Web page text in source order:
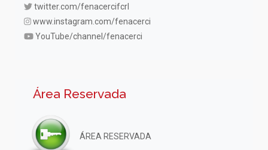
twitter.com/fenacercifcrl
www.instagram.com/fenacerci
YouTube/channel/fenacerci
Área Reservada
ÁREA RESERVADA